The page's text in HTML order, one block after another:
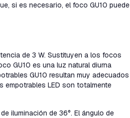
si es necesario, el foco GU10 puede
de 3 W. Sustituyen a los focos
GU10 es una luz natural diurna
GU10 resultan muy adecuados
empotrables LED son totalmente
iluminación de 36°. El ángulo de